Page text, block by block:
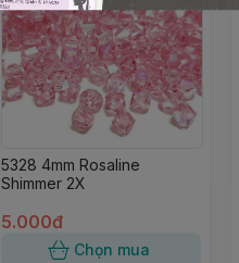
5328 4mm Rosaline
Shimmer 2X
5.000đ
Chọn mua